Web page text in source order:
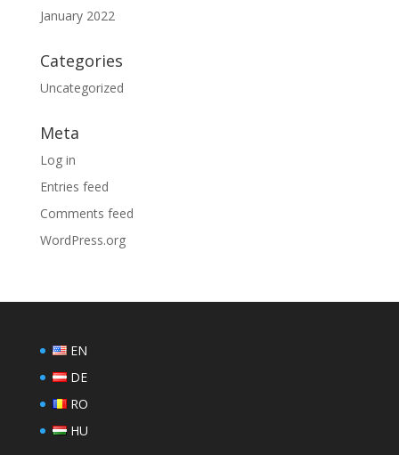
January 2022
Categories
Uncategorized
Meta
Log in
Entries feed
Comments feed
WordPress.org
EN
DE
RO
HU